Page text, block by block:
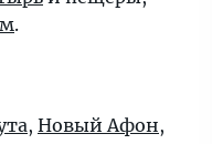
.
, Новый Афон,